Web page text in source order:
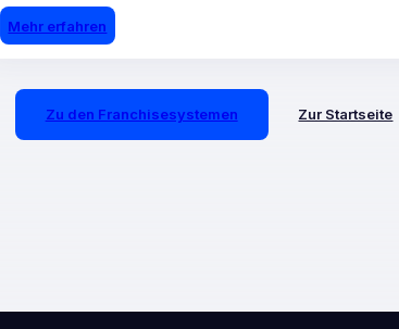
Mehr erfahren
Zu den Franchisesystemen Zur Startseite